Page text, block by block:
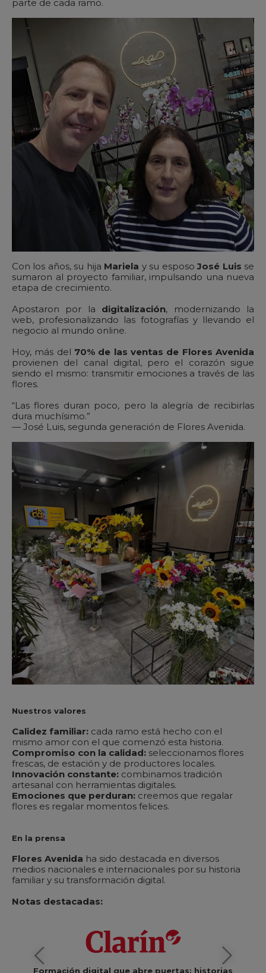
parte de cada ramo.
Con los años, su hija Mariela y su esposoJosé Luis se
sumaron al proyecto familiar, impulsando una nueva
etapa de crecimiento.
Apostaron por la digitalización, modernizando la
web, profesionalizando las fotografías y llevando el
negocio al mundo online.
Hoy, más del 70% de las ventas de Flores Avenida
provienen del canal digital, pero el corazón sigue
siendo el mismo: transmitir emociones a través de las
flores.
“Las flores duran poco, pero la alegría de recibirlas
dura muchísimo.”
— José Luis, segunda generación de Flores Avenida.
Nuestros valores
Calidez familiar: cada ramo está hecho con el
mismo amor con el que comenzó esta historia.
Compromiso con la calidad: seleccionamos flores
frescas, de estación y de productores locales.
Innovación constante: combinamos tradición
artesanal con herramientas digitales.
Emociones que perduran: creemos que regalar
flores es regalar momentos felices.
En la prensa
Flores Avenida ha sido destacada en diversos
medios nacionales e internacionales por su historia
familiar y su transformación digital.
Notas destacadas:
Formación digital que abre puertas: historias